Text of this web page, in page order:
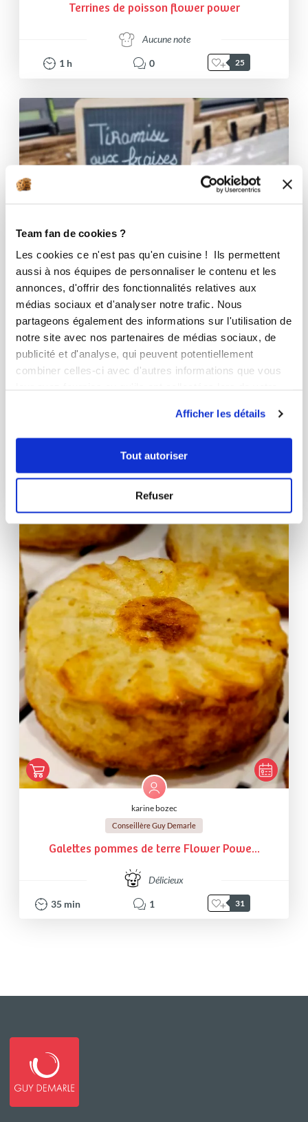
Team fan de cookies ?
Les cookies ce n'est pas qu'en cuisine ! Ils permettent
aussi à nos équipes de personnaliser le contenu et les
annonces, d'offrir des fonctionnalités relatives aux
médias sociaux et d'analyser notre trafic. Nous
partageons également des informations sur l'utilisation de
notre site avec nos partenaires de médias sociaux, de
publicité et d'analyse, qui peuvent potentiellement
combiner celles-ci avec d'autres informations que vous
Afficher les détails
Tout autoriser
Refuser
Terrines de poisson flower power
Aucune note
1 h 0 25
Aucune note
2h 2 15
karine bozec
Conseillère Guy Demarle
Galettes pommes de terre Flower Powe...
Délicieux
35 min 1 31